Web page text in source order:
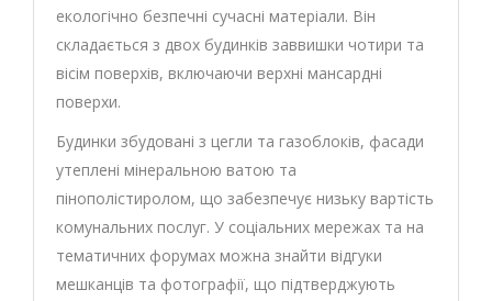
екологічно безпечні сучасні матеріали. Він
складається з двох будинків заввишки чотири та
вісім поверхів, включаючи верхні мансардні
поверхи.
Будинки збудовані з цегли та газоблоків, фасади
утеплені мінеральною ватою та
пінополістиролом, що забезпечує низьку вартість
комунальних послуг. У соціальних мережах та на
тематичних форумах можна знайти відгуки
мешканців та фотографії, що підтверджують